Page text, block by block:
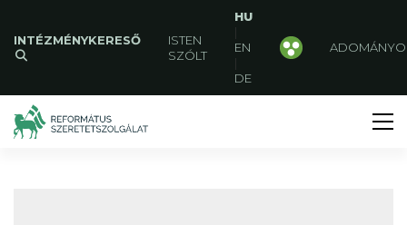
INTÉZMÉNYKERESŐ
ISTEN
SZÓLT
HU
|
EN
|
DE